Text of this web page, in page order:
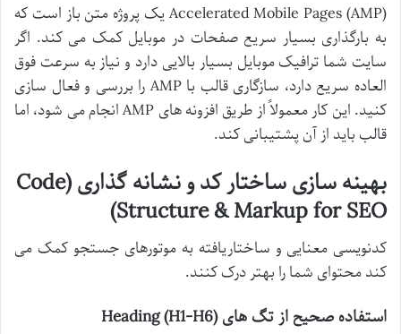
Accelerated Mobile Pages (AMP) یک پروژه متن باز است که
به بارگذاری بسیار سریع صفحات در موبایل کمک می کند. اگر
سایت شما ترافیک موبایل بسیار بالایی دارد و نیاز به سرعت فوق
العاده سریع دارد، سازگاری قالب با AMP را بررسی و فعال سازی
کنید. این کار معمولاً از طریق افزونه های AMP انجام می شود، اما
قالب باید از آن پشتیبانی کند.
بهینه سازی ساختار کد و نشانه گذاری (Code
Structure & Markup for SEO)
کدنویسی معنایی و ساختاریافته به موتورهای جستجو کمک می
کند محتوای شما را بهتر درک کنند.
استفاده صحیح از تگ های Heading (H1-H6)